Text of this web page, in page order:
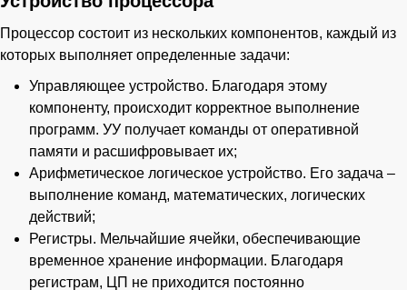
Процессор состоит из нескольких компонентов, каждый из
которых выполняет определенные задачи:
Управляющее устройство. Благодаря этому
компоненту, происходит корректное выполнение
программ. УУ получает команды от оперативной
памяти и расшифровывает их;
Арифметическое логическое устройство. Его задача –
выполнение команд, математических, логических
действий;
Регистры. Мельчайшие ячейки, обеспечивающие
временное хранение информации. Благодаря
регистрам, ЦП не приходится постоянно